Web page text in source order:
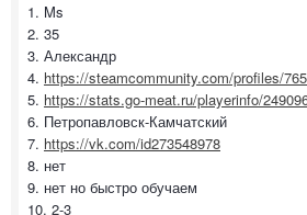
1. Ms
2. 35
3. Александр
4. https://steamcommunity.com/profiles/
5. https://stats.go-meat.ru/playerinfo/
6. Петропавловск-Камчатский
7. https://vk.com/id273548978
8. нет
9. нет но быстро обучаем
10. 2-3